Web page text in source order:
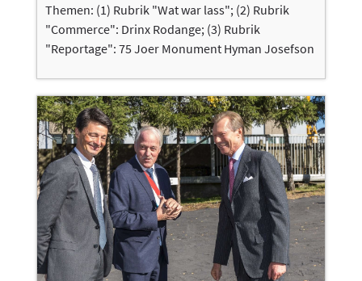
Themen: (1) Rubrik "Wat war lass"; (2) Rubrik
"Commerce": Drinx Rodange; (3) Rubrik
"Reportage": 75 Joer Monument Hyman Josefson